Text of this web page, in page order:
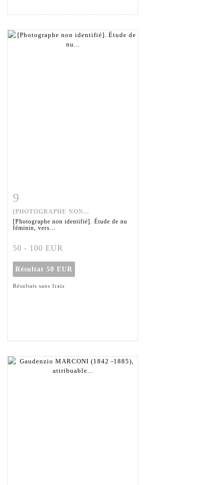
9
[PHOTOGRAPHE NON...
[Photographe non identifié]. Étude de nu
féminin, vers...
50 - 100 EUR
Résultat 50 EUR
Résultats sans frais